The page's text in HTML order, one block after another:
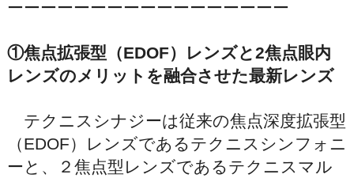
ーーーーーーーーーーーーーーーーー
①焦点拡張型（EDOF）レンズと2焦点眼内
レンズのメリットを融合させた最新レンズ
テクニスシナジーは従来の焦点深度拡張型
（EDOF）レンズであるテクニスシンフォニ
ーと、２焦点型レンズであるテクニスマル